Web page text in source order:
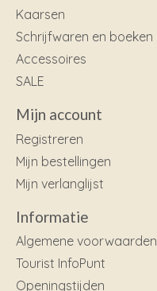
Kaarsen
Schrijfwaren en boeken
Accessoires
SALE
Mijn account
Registreren
Mijn bestellingen
Mijn verlanglijst
Informatie
Algemene voorwaarden
Tourist InfoPunt
Openingstijden